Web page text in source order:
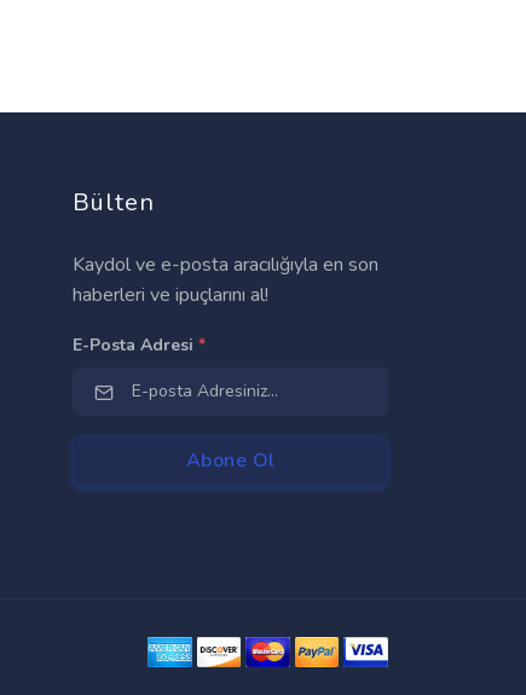
Bülten
Kaydol ve e-posta aracılığıyla en son
haberleri ve ipuçlarını al!
E-Posta Adresi *